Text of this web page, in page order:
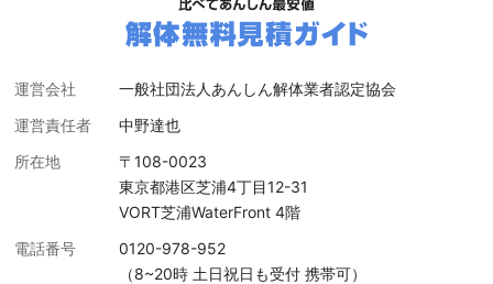
運営会社
一般社団法人あんしん解体業者認定協会
運営責任者
中野達也
所在地
〒108-0023
東京都港区芝浦4丁目12-31
VORT芝浦WaterFront 4階
電話番号
0120-978-952
（8~20時 土日祝日も受付 携帯可）